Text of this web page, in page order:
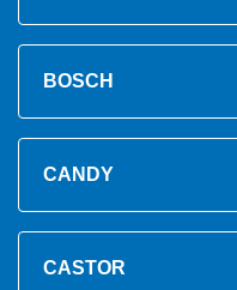
BOSCH
CANDY
CASTOR